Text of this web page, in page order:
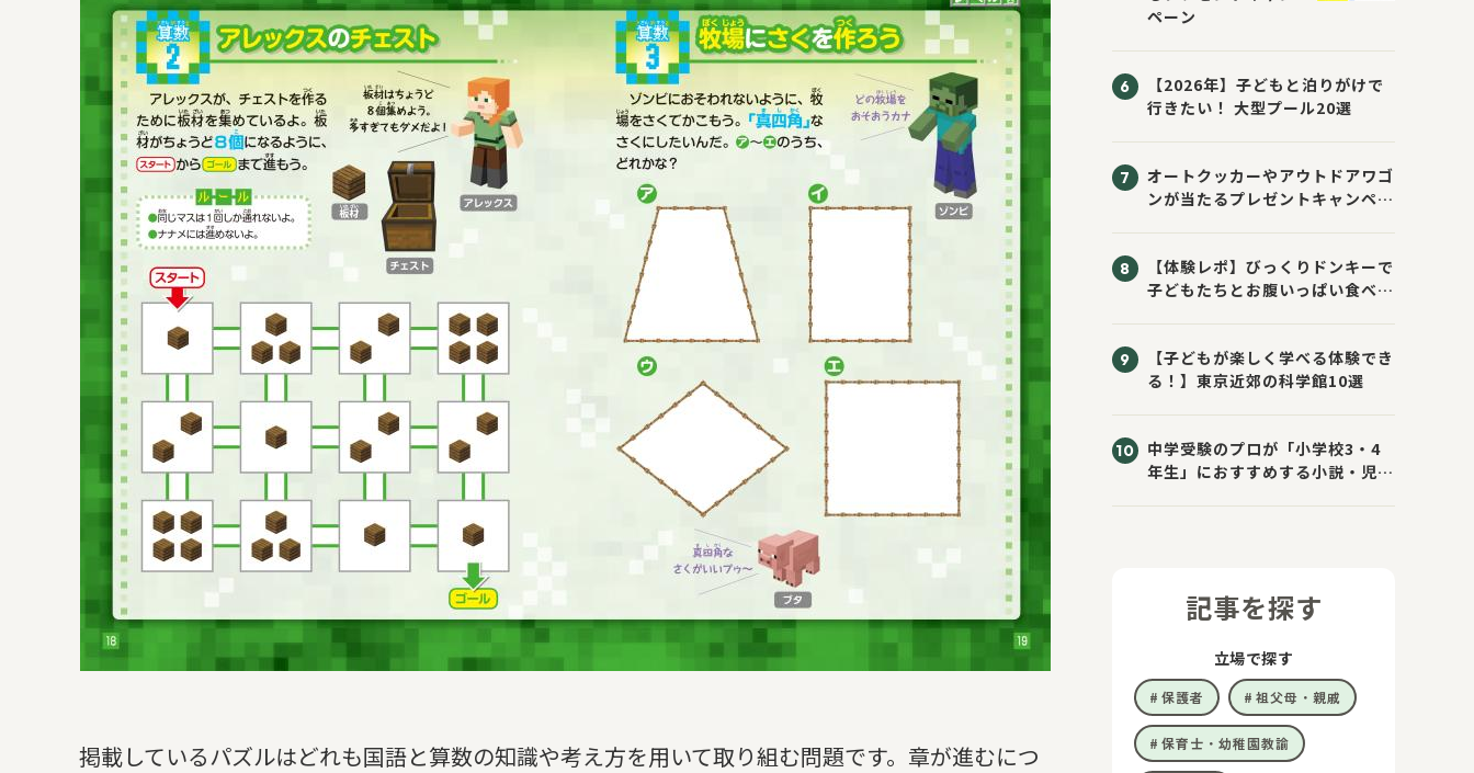
掲載しているパズルはどれも国語と算数の知識や考え方を用いて取り組む問題です。章が進むにつ
ント！
ペーン
【2026年】子どもと泊りがけで
行きたい！ 大型プール20選
オートクッカーやアウトドアワゴ
ンが当たるプレゼントキャンペー
【体験レポ】びっくりドンキーで
子どもたちとお腹いっぱい食べて
【子どもが楽しく学べる体験でき
る！】東京近郊の科学館10選
中学受験のプロが「小学校3・4
年生」におすすめする小説・児童
記事を探す
立場で探す
保護者 祖父母・親戚
保育士・幼稚園教諭